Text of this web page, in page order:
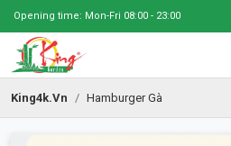
Opening time: Mon-Fri 08:00 - 23:00
King4k.vn Hamburger Gà